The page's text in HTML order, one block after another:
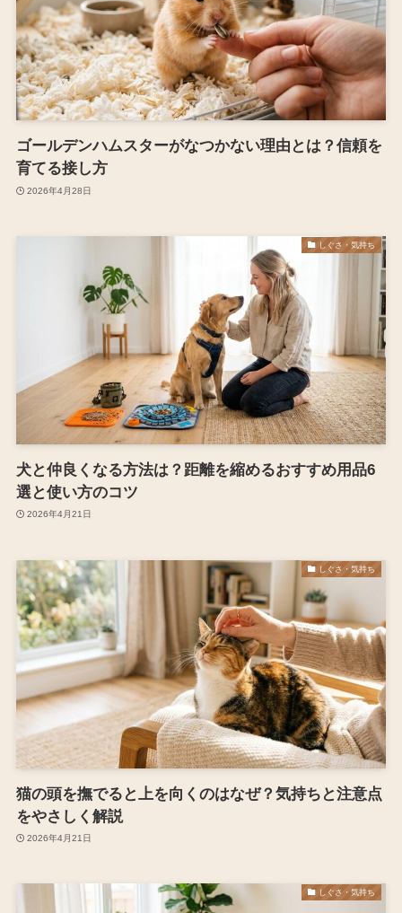
ゴールデンハムスターがなつかない理由とは？信頼を
育てる接し方
2026年4月28日
しぐさ・気持ち
犬と仲良くなる方法は？距離を縮めるおすすめ用品6
選と使い方のコツ
2026年4月21日
しぐさ・気持ち
猫の頭を撫でると上を向くのはなぜ？気持ちと注意点
をやさしく解説
2026年4月21日
しぐさ・気持ち